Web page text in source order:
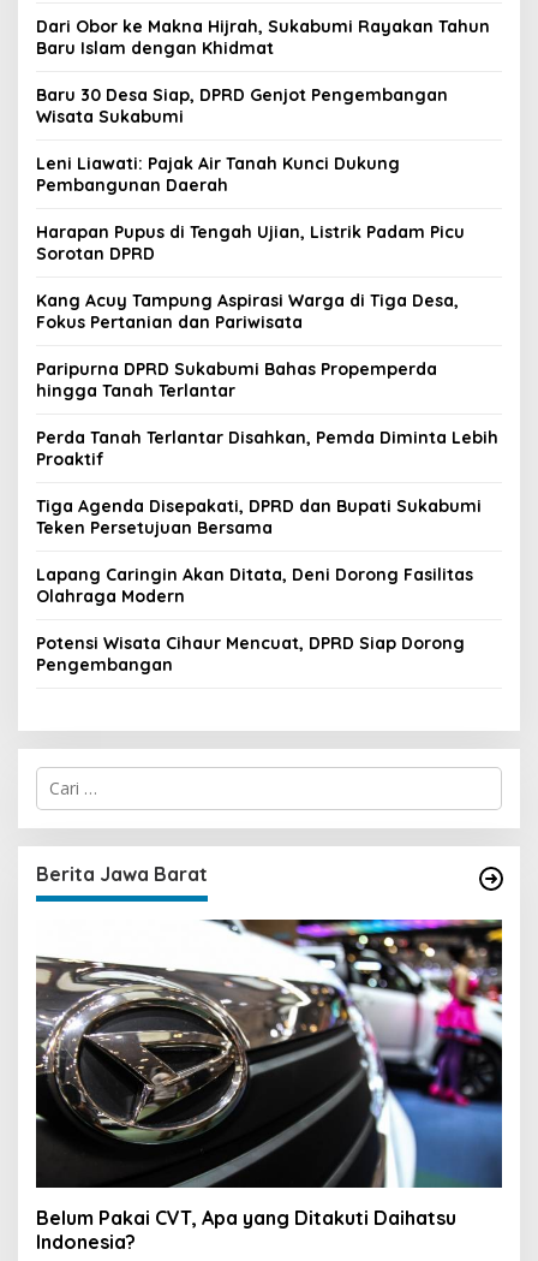
Dari Obor ke Makna Hijrah, Sukabumi Rayakan Tahun
Baru Islam dengan Khidmat
Baru 30 Desa Siap, DPRD Genjot Pengembangan
Wisata Sukabumi
Leni Liawati: Pajak Air Tanah Kunci Dukung
Pembangunan Daerah
Harapan Pupus di Tengah Ujian, Listrik Padam Picu
Sorotan DPRD
Kang Acuy Tampung Aspirasi Warga di Tiga Desa,
Fokus Pertanian dan Pariwisata
Paripurna DPRD Sukabumi Bahas Propemperda
hingga Tanah Terlantar
Perda Tanah Terlantar Disahkan, Pemda Diminta Lebih
Proaktif
Tiga Agenda Disepakati, DPRD dan Bupati Sukabumi
Teken Persetujuan Bersama
Lapang Caringin Akan Ditata, Deni Dorong Fasilitas
Olahraga Modern
Potensi Wisata Cihaur Mencuat, DPRD Siap Dorong
Pengembangan
C
i
u
n
t
:
Berita Jawa Barat
Belum Pakai CVT, Apa yang Ditakuti Daihatsu
Indonesia?